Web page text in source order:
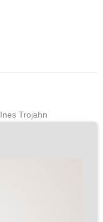
Ines Trojahn